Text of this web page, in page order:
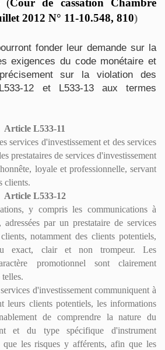
(Cour de cassation Chambre
2012 N° 11-10.548, 810)
fonder leur demande sur la
exigences du code monétaire et
sur la violation des
12 et L533-13 aux termes
Article L533-11
services d'investissement et des services
prestataires de services d'investissement
loyale et professionnelle, servant
clients.
Article L533-12
y compris les communications à
adressées par un prestataire de services
notamment des clients potentiels,
exact, clair et non trompeur. Les
promotionnel sont clairement
d'investissement communiquent à
leurs clients potentiels, les informations
de comprendre la nature du
et du type spécifique d'instrument
les risques y afférents, afin que les